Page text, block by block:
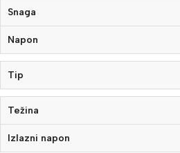
Snaga
Napon
Tip
Težina
Izlazni napon